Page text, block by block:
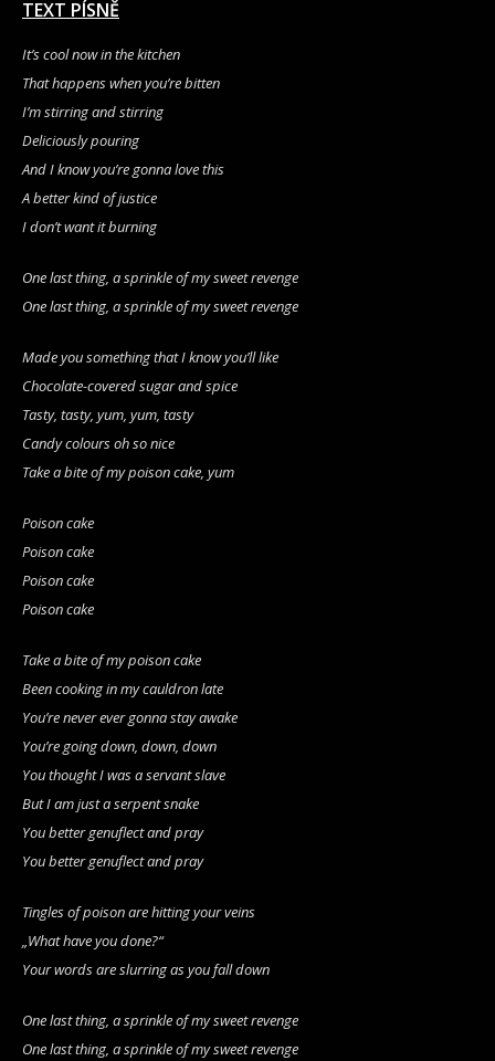
TEXT PÍSNĚ
It’s cool now in the kitchen
That happens when you’re bitten
I’m stirring and stirring
Deliciously pouring
And I know you’re gonna love this
A better kind of justice
I don’t want it burning
One last thing, a sprinkle of my sweet revenge
One last thing, a sprinkle of my sweet revenge
Made you something that I know you’ll like
Chocolate-covered sugar and spice
Tasty, tasty, yum, yum, tasty
Candy colours oh so nice
Take a bite of my poison cake, yum
Poison cake
Poison cake
Poison cake
Poison cake
Take a bite of my poison cake
Been cooking in my cauldron late
You’re never ever gonna stay awake
You’re going down, down, down
You thought I was a servant slave
But I am just a serpent snake
You better genuflect and pray
You better genuflect and pray
Tingles of poison are hitting your veins
„What have you done?“
Your words are slurring as you fall down
One last thing, a sprinkle of my sweet revenge
One last thing, a sprinkle of my sweet revenge